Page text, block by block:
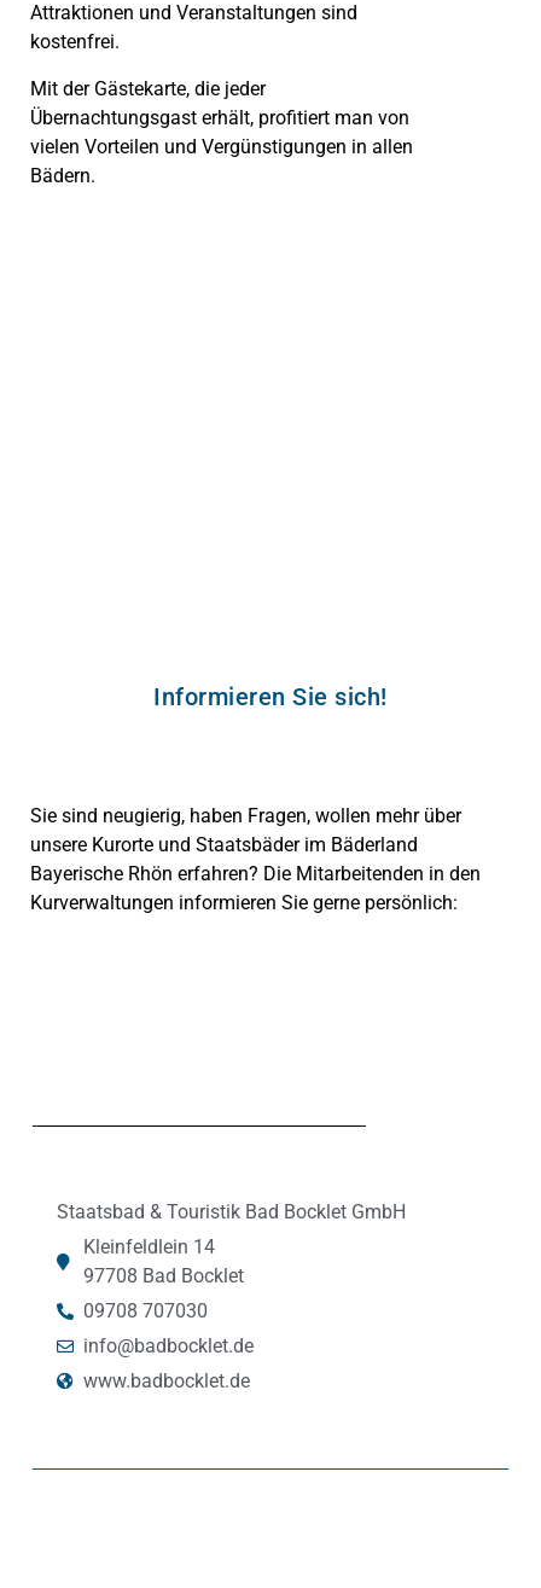
Attraktionen und Veranstaltungen sind
kostenfrei.
Mit der Gästekarte, die jeder
Übernachtungsgast erhält, profitiert man von
vielen Vorteilen und Vergünstigungen in allen
Bädern.
Informieren Sie sich!
Sie sind neugierig, haben Fragen, wollen mehr über
unsere Kurorte und Staatsbäder im Bäderland
Bayerische Rhön erfahren? Die Mitarbeitenden in den
Kurverwaltungen informieren Sie gerne persönlich:
Staatsbad & Touristik Bad Bocklet GmbH
Kleinfeldlein 14
97708 Bad Bocklet
09708 707030
info@badbocklet.de
www.badbocklet.de